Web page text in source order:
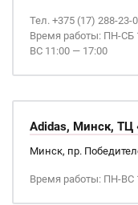
Тел. +375 (17) 288-23-
Время работы: ПН-СБ
ВС 11:00 — 17:00
Adidas, Минск, ТЦ
Минск, пр.
Время работы: ПН-ВС